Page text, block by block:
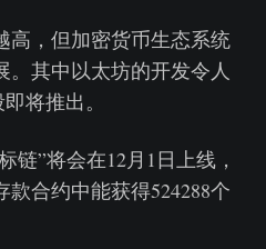
高，但加密货币生态系统
其中以太坊的开发令人
将推出。
链”将会在12月1日上线，
合约中能获得524288个